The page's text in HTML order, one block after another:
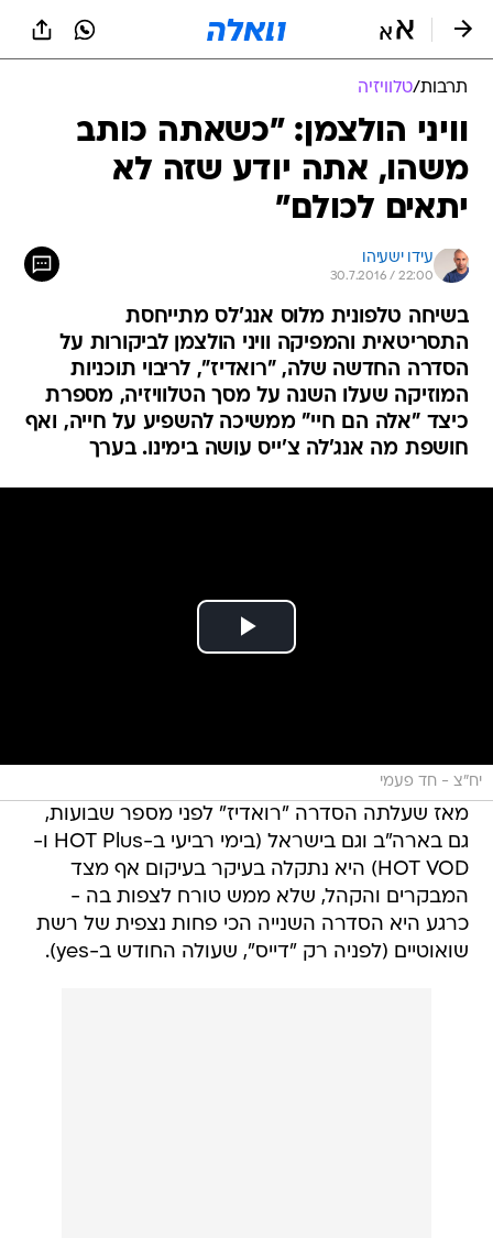
תרבות/טלוויזיה
וויני הולצמן: "כשאתה כותב
משהו, אתה יודע שזה לא
יתאים לכולם"
עידו ישעיהו
30.7.2016 / 22:00
בשיחה טלפונית מלוס אנג'לס מתייחסת
התסריטאית והמפיקה וויני הולצמן לביקורות על
הסדרה החדשה שלה, "רואדיז", לריבוי תוכניות
המוזיקה שעלו השנה על מסך הטלוויזיה, מספרת
כיצד "אלה הם חיי" ממשיכה להשפיע על חייה, ואף
חושפת מה אנג'לה צ'ייס עושה בימינו. בערך
יח"צ - חד פעמי
מאז שעלתה הסדרה "רואדיז" לפני מספר שבועות,
גם בארה"ב וגם בישראל (בימי רביעי ב-HOT Plus ו-
HOT VOD) היא נתקלה בעיקר בעיקום אף מצד
המבקרים והקהל, שלא ממש טורח לצפות בה -
כרגע היא הסדרה השנייה הכי פחות נצפית של רשת
שואוטיים (לפניה רק "דייס", שעולה החודש ב-yes).